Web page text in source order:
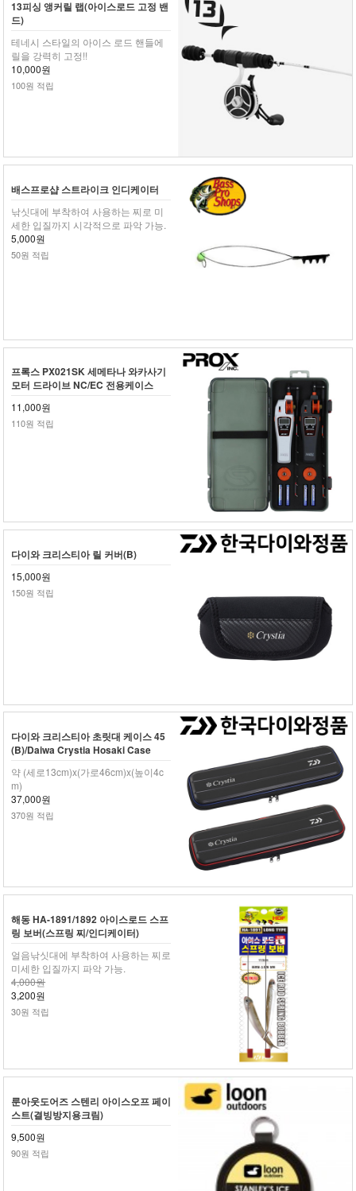
13피싱 앵커릴 랩(아이스로드 고정 밴
드)
테네시 스타일의 아이스 로드 핸들에
릴을 강력히 고정!!
10,000원
100원 적립
배스프로샵 스트라이크 인디케이터
낚싯대에 부착하여 사용하는 찌로 미
세한 입질까지 시각적으로 파악 가능.
5,000원
50원 적립
프록스 PX021SK 세메타나 와카사기
모터 드라이브 NC/EC 전용케이스
11,000원
110원 적립
다이와 크리스티아 릴 커버(B)
15,000원
150원 적립
다이와 크리스티아 초릿대 케이스 45
(B)/Daiwa Crystia Hosaki Case
약 (세로13cm)x(가로46cm)x(높이4c
m)
37,000원
370원 적립
해동 HA-1891/1892 아이스로드 스프
링 보버(스프링 찌/인디케이터)
얼음낚싯대에 부착하여 사용하는 찌로
미세한 입질까지 파악 가능.
4,000원
3,200원
30원 적립
룬아웃도어즈 스텐리 아이스오프 페이
스트(결빙방지용크림)
9,500원
90원 적립